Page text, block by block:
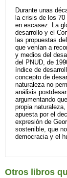
Durante unas
la crisis de los
en escasez. La
desarrollo y el
las propuestas
que venían a
y medios del
del PNUD, de
índice de
concepto de
naturaleza no
análisis
argumentando
propia
apuesta por el
expresión de
sostenible, que
democracia y el
Otros libros